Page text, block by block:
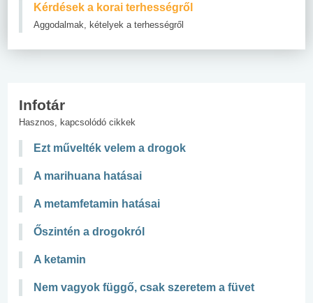
Kérdések a korai terhességről
Aggodalmak, kételyek a terhességről
Infotár
Hasznos, kapcsolódó cikkek
Ezt művelték velem a drogok
A marihuana hatásai
A metamfetamin hatásai
Őszintén a drogokról
A ketamin
Nem vagyok függő, csak szeretem a füvet